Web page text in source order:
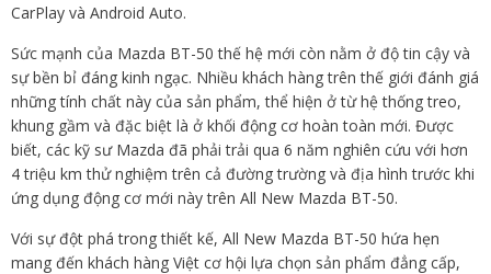
CarPlay và Android Auto.
Sức mạnh của Mazda BT-50 thế hệ mới còn nằm ở độ tin cậy và
sự bền bỉ đáng kinh ngạc. Nhiều khách hàng trên thế giới đánh giá
những tính chất này của sản phẩm, thể hiện ở từ hệ thống treo,
khung gầm và đặc biệt là ở khối động cơ hoàn toàn mới. Được
biết, các kỹ sư Mazda đã phải trải qua 6 năm nghiên cứu với hơn
4 triệu km thử nghiệm trên cả đường trường và địa hình trước khi
ứng dụng động cơ mới này trên All New Mazda BT-50.
Với sự đột phá trong thiết kế, All New Mazda BT-50 hứa hẹn
mang đến khách hàng Việt cơ hội lựa chọn sản phẩm đẳng cấp,